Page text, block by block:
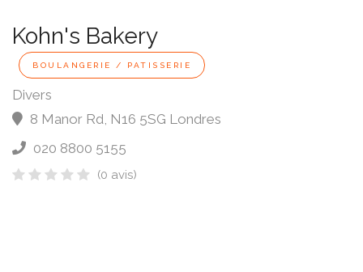
Kohn's Bakery
BOULANGERIE / PATISSERIE
Divers
8 Manor Rd, N16 5SG Londres
020 8800 5155
(0 avis)